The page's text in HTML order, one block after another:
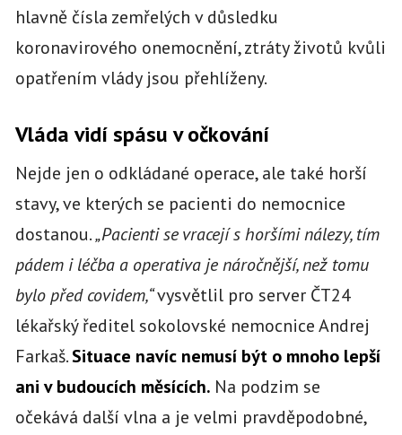
hlavně čísla zemřelých v důsledku
koronavirového onemocnění, ztráty životů kvůli
opatřením vlády jsou přehlíženy.
Vláda vidí spásu v očkování
Nejde jen o odkládané operace, ale také horší
stavy, ve kterých se pacienti do nemocnice
dostanou.„Pacienti se vracejí s horšími nálezy, tím
pádem i léčba a operativa je náročnější, než tomu
bylo před covidem,“vysvětlil pro server ČT24
lékařský ředitel sokolovské nemocnice Andrej
Farkaš.Situace navíc nemusí být o mnoho lepší
ani v budoucích měsících. Na podzim se
očekává další vlna a je velmi pravděpodobné,